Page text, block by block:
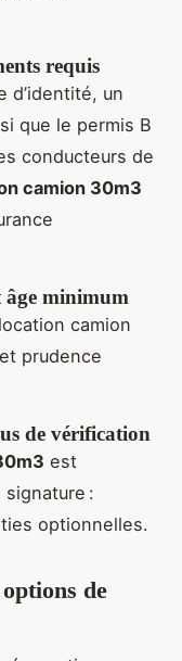
requis
d’identité, un
que le permis B
conducteurs de
camion 30m3
âge minimum
camion
prudence
de vérification
est
:
optionnelles.
de